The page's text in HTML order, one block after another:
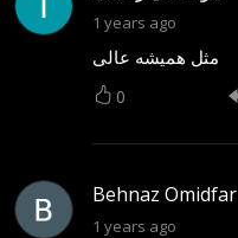
1 years ago
مثل همیشه عالی
0
Behnaz Omidfar
1 years ago